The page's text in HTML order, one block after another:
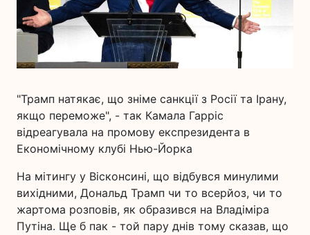
"Трамп натякає, що зніме санкції з Росії та Ірану,
якщо переможе", - так Камала Гарріс
відреагувала на промову експрезидента в
Економічному клубі Нью-Йорка
На мітингу у Вісконсині, що відбувся минулими
вихідними, Дональд Трамп чи то всерйоз, чи то
жартома розповів, як образився на Владіміра
Путіна. Ще б пак - той пару днів тому сказав, що